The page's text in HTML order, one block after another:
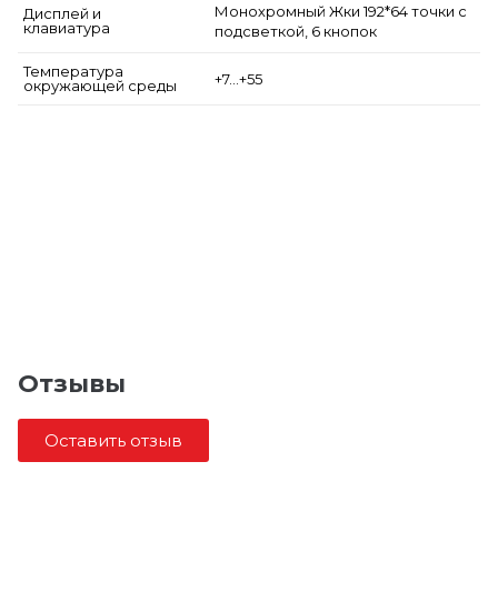
Дисплей и
клавиатура
Монохромный Жки 192*64 точки с
подсветкой, 6 кнопок
Температура
окружающей среды
+7…+55
Отзывы
Оставить отзыв